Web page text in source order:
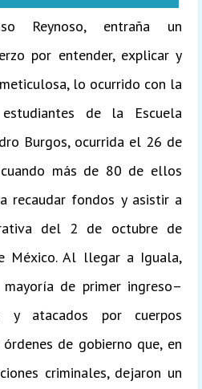
Reynoso, entraña un
por entender, explicar y
lo ocurrido con la
de la Escuela
Burgos, ocurrida el 26 de
más de 80 de ellos
recaudar fondos y asistir a
del 2 de octubre de
México. Al llegar a Iguala,
de primer ingreso–
y atacados por cuerpos
de gobierno que, en
criminales, dejaron un